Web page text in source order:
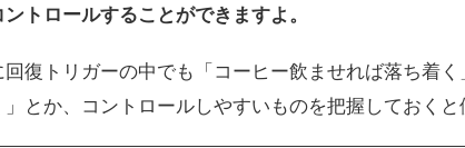
ントロールすることができますよ。
回復トリガーの中でも「コーヒー飲ませれば落ち着
」とか、コントロールしやすいものを把握しておくと